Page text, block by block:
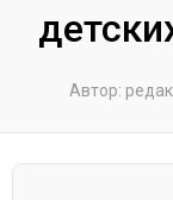
Автор: